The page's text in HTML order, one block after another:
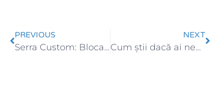
PREVIOUS
Serra Custom: Blocare client pentru neplată
NEXT
Cum știi dacă ai nevoie de un ERP?